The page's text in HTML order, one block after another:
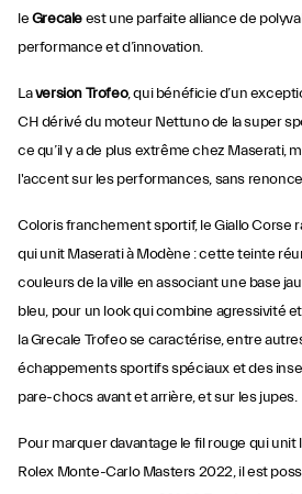
leGrecaleest une parfaite alliance de
performance et d’innovation.
Laversion Trofeo, qui bénéficie d’un
CH dérivé du moteur Nettuno de la super
ce qu’il y a de plus extrême chez Maserati,
l'accent sur les performances, sans
Coloris franchement sportif, le Giallo Corse
qui unit Maserati à Modène : cette teinte
couleurs de la ville en associant une base
bleu, pour un look qui combine agressivité
la Grecale Trofeo se caractérise, entre
échappements sportifs spéciaux et des
pare-chocs avant et arrière, et sur les jupes.
Pour marquer davantage le fil rouge qui unit
Rolex Monte-Carlo Masters 2022, il est